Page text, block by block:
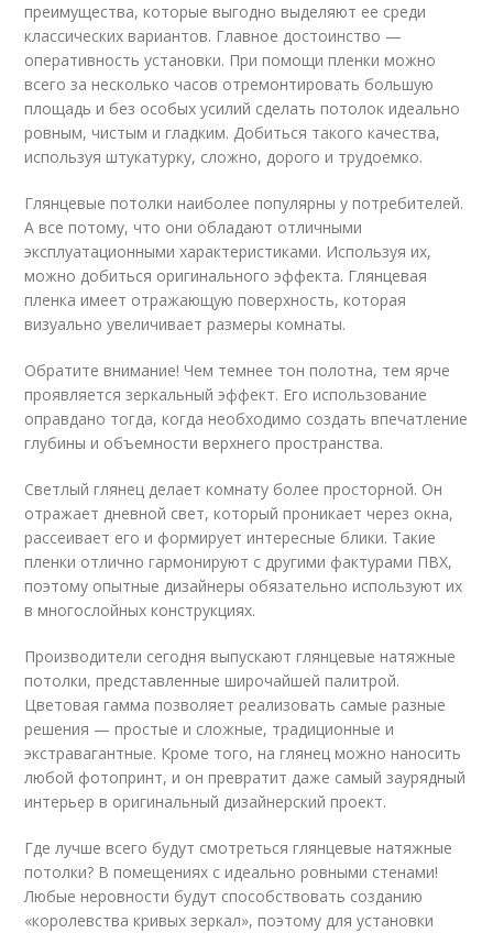
преимущества, которые выгодно выделяют ее среди
классических вариантов. Главное достоинство —
оперативность установки. При помощи пленки можно
всего за несколько часов отремонтировать большую
площадь и без особых усилий сделать потолок идеально
ровным, чистым и гладким. Добиться такого качества,
используя штукатурку, сложно, дорого и трудоемко.
Глянцевые потолки наиболее популярны у потребителей.
А все потому, что они обладают отличными
эксплуатационными характеристиками. Используя их,
можно добиться оригинального эффекта. Глянцевая
пленка имеет отражающую поверхность, которая
визуально увеличивает размеры комнаты.
Обратите внимание! Чем темнее тон полотна, тем ярче
проявляется зеркальный эффект. Его использование
оправдано тогда, когда необходимо создать впечатление
глубины и объемности верхнего пространства.
Светлый глянец делает комнату более просторной. Он
отражает дневной свет, который проникает через окна,
рассеивает его и формирует интересные блики. Такие
пленки отлично гармонируют с другими фактурами ПВХ,
поэтому опытные дизайнеры обязательно используют их
в многослойных конструкциях.
Производители сегодня выпускают глянцевые натяжные
потолки, представленные широчайшей палитрой.
Цветовая гамма позволяет реализовать самые разные
решения — простые и сложные, традиционные и
экстравагантные. Кроме того, на глянец можно наносить
любой фотопринт, и он превратит даже самый заурядный
интерьер в оригинальный дизайнерский проект.
Где лучше всего будут смотреться глянцевые натяжные
потолки? В помещениях с идеально ровными стенами!
Любые неровности будут способствовать созданию
«королевства кривых зеркал», поэтому для установки